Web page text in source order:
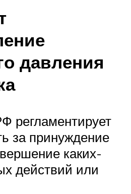
давления
регламентирует
за принуждение
каких-
действий или